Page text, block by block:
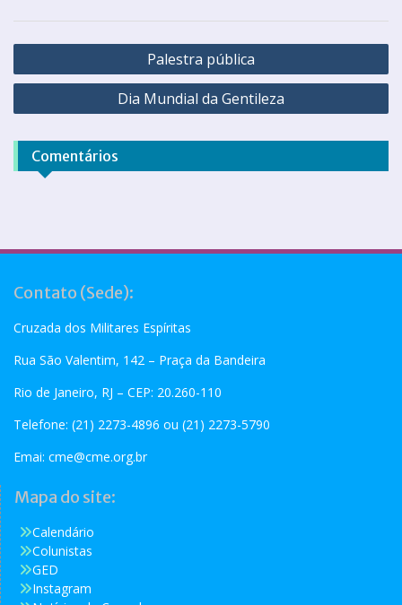
Palestra pública
Dia Mundial da Gentileza
Comentários
Contato (Sede):
Cruzada dos Militares Espíritas
Rua São Valentim, 142 – Praça da Bandeira
Rio de Janeiro, RJ – CEP: 20.260-110
Telefone: (21) 2273-4896 ou (21) 2273-5790
Emai: cme@cme.org.br
Mapa do site:
Calendário
Colunistas
GED
Instagram